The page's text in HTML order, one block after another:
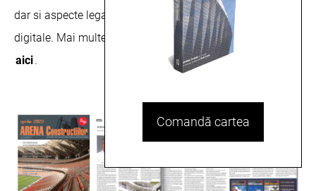
dar si aspecte legate de evolutia pietei tehnologiilor
digitale. Mai multe despre această publicație puteți citi
aici.
Comandă cartea